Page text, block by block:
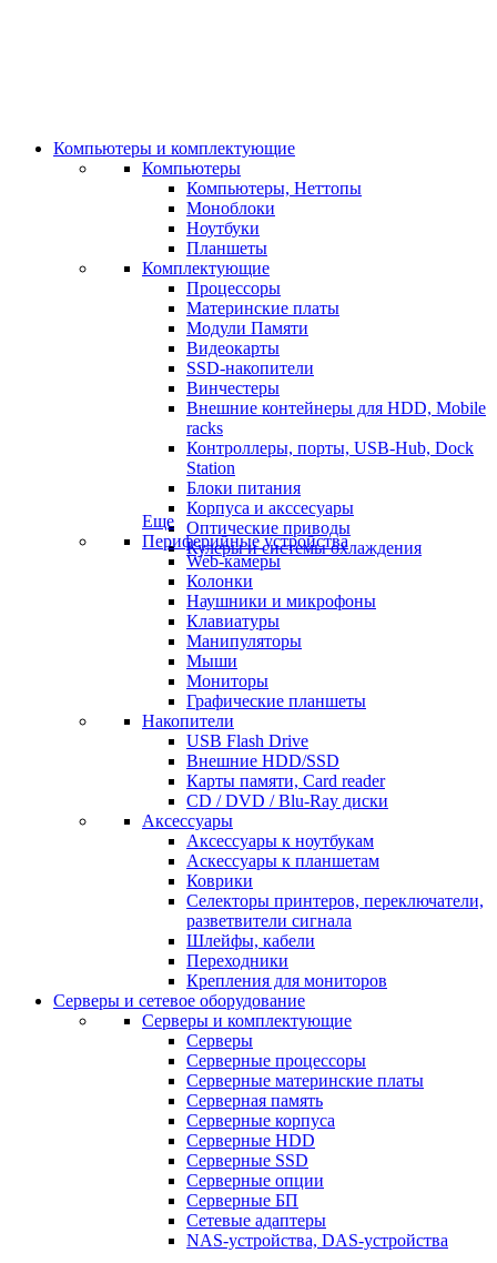
Компьютеры и комплектующие
Компьютеры
Компьютеры, Неттопы
Моноблоки
Ноутбуки
Планшеты
Комплектующие
Процессоры
Материнские платы
Модули Памяти
Видеокарты
SSD-накопители
Винчестеры
Внешние контейнеры для HDD, Mobile
racks
Контроллеры, порты, USB-Hub, Dock
Station
Блоки питания
Корпуса и акссесуары
Оптические приводы
Кулеры и системы охлаждения
Еще
Периферийные устройства
Web-камеры
Колонки
Наушники и микрофоны
Клавиатуры
Манипуляторы
Мыши
Мониторы
Графические планшеты
Накопители
USB Flash Drive
Внешние HDD/SSD
Карты памяти, Card reader
CD / DVD / Blu-Ray диски
Аксессуары
Аксессуары к ноутбукам
Аскессуары к планшетам
Коврики
Селекторы принтеров, переключатели,
разветвители сигнала
Шлейфы, кабели
Переходники
Крепления для мониторов
Серверы и сетевое оборудование
Серверы и комплектующие
Серверы
Серверные процессоры
Серверные материнские платы
Серверная память
Серверные корпуса
Серверные HDD
Серверные SSD
Серверные опции
Серверные БП
Сетевые адаптеры
NAS-устройства, DAS-устройства